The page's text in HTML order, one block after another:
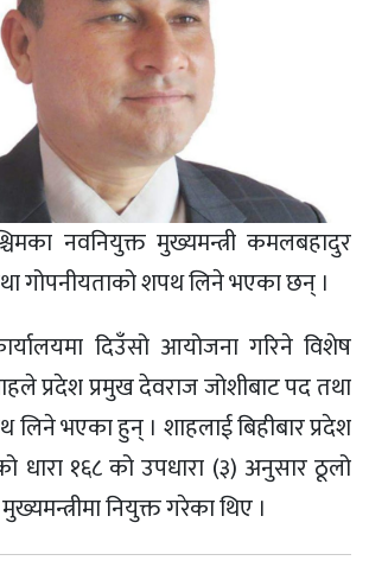
नवनियुक्त मुख्यमन्त्री कमलबहादुर
गोपनीयताको शपथ लिने भएका छन् ।
दिउँसो आयोजना गरिने विशेष
प्रदेश प्रमुख देवराज जोशीबाट पद तथा
लिने भएका हुन् । शाहलाई बिहीबार प्रदेश
धारा १६८ को उपधारा (३) अनुसार ठूलो
नियुक्त गरेका थिए ।